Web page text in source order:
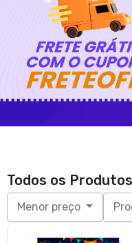
Todos os Produtos
Menor preço